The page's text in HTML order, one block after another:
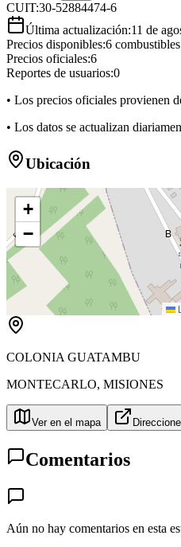
CUIT:30-52884474-6
Última actualización:11 de
Precios disponibles:6 combustibles
Precios oficiales:6
Reportes de usuarios:0
• Los precios oficiales provienen
• Los datos se actualizan
Ubicación
B
+
−
COLONIA GUATAMBU
MONTECARLO, MISIONES
Ver en el mapa
Comentarios
Aún no hay comentarios en esta